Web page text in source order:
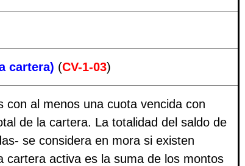
cartera) (CV-1-03)
con al menos una cuota vencida con
de la cartera. La totalidad del saldo de
se considera en mora si existen
activa es la suma de los montos